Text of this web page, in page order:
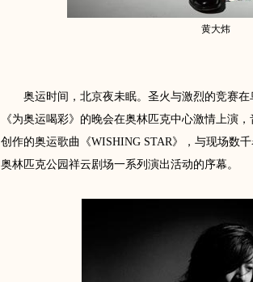
黄大炜
奥运时间，北京夜未眠。圣火与激烈的竞赛在
《为奥运喝彩》的晚会在奥林匹克中心激情上演
创作的奥运歌曲《WISHING STAR》，与现场数
奥林匹克公园祥云剧场一系列演出活动的序幕。